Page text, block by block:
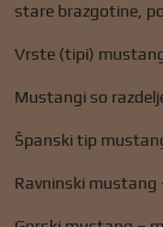
stare brazgotine,
Vrste (tipi)
Mustangi so
Španski tip
Ravninski mustang